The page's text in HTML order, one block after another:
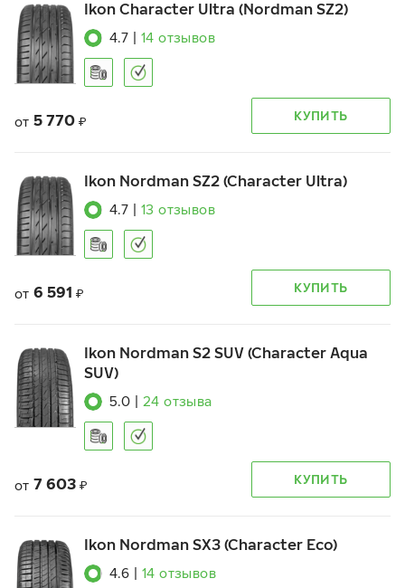
Ikon Character Ultra (Nordman SZ2)
4.7 14 отзывов
от 5 770 ₽ КУПИТЬ
Ikon Nordman SZ2 (Character Ultra)
4.7 13 отзывов
от 6 591 ₽ КУПИТЬ
Ikon Nordman S2 SUV (Character Aqua
SUV)
5.0 24 отзыва
от 7 603 ₽ КУПИТЬ
Ikon Nordman SX3 (Character Eco)
4.6 14 отзывов